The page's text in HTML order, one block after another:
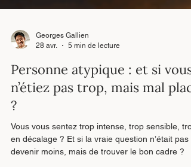
Georges Gallien
28 avr.
5 min de lecture
Personne atypique : et si vous
n’étiez pas trop, mais mal
?